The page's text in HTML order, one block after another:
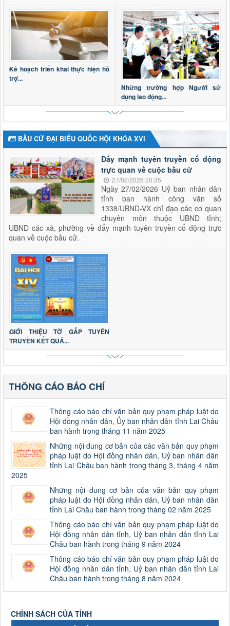
Kế hoạch triển khai thực hiện hỗ
trợ...
Những trường hợp Người sử
dụng lao động...
BẦU CỬ ĐẠI BIỂU QUỐC HỘI KHÓA XVI
Đẩy mạnh tuyên truyền cổ động
trực quan về cuộc bầu cử
27/02/2026 20:35
Ngày 27/02/2026 Uỷ ban nhân dân
tỉnh ban hành công văn số
1338/UBND-VX chỉ đạo các cơ quan
chuyên môn thuộc UBND tỉnh;
UBND các xã, phường về đẩy mạnh tuyên truyền cổ động trực
quan về cuộc bầu cử.
GIỚI THIỆU TỜ GẤP TUYÊN
TRUYỀN KẾT QUẢ...
THÔNG CÁO BÁO CHÍ
Thông cáo báo chí văn bản quy phạm pháp luật do
Hội đồng nhân dân, Ủy ban nhân dân tỉnh Lai Châu
ban hành trong tháng 11 năm 2025
Những nội dung cơ bản của các văn bản quy phạm
pháp luật do Hội đồng nhân dân, Uỷ ban nhân dân
tỉnh Lai Châu ban hành trong tháng 3, tháng 4 năm
2025
Những nội dung cơ bản của văn bản quy phạm
pháp luật do Hội đồng nhân dân, Uỷ ban nhân dân
tỉnh Lai Châu ban hành trong tháng 02 năm 2025
Thông cáo báo chí văn bản quy phạm pháp luật do
Hội đồng nhân dân tỉnh, Uỷ ban nhân dân tỉnh Lai
Châu ban hành trong tháng 9 năm 2024
Thông cáo báo chí văn bản quy phạm pháp luật do
Hội đồng nhân dân tỉnh, Uỷ ban nhân dân tỉnh Lai
Châu ban hành trong tháng 8 năm 2024
CHÍNH SÁCH CỦA TỈNH